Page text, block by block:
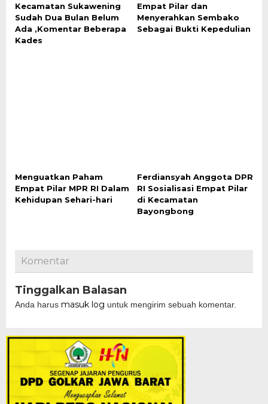
Kecamatan Sukawening
Sudah Dua Bulan Belum
Ada ,Komentar Beberapa
Kades
Empat Pilar dan
Menyerahkan Sembako
Sebagai Bukti Kepedulian
Menguatkan Paham
Empat Pilar MPR RI Dalam
Kehidupan Sehari-hari
Ferdiansyah Anggota DPR
RI Sosialisasi Empat Pilar
di Kecamatan
Bayongbong
Komentar
Tinggalkan Balasan
Anda harus masuk log untuk mengirim sebuah komentar.